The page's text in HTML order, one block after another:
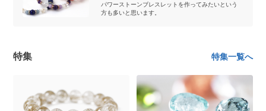
パワーストーンブレスレットを作ってみたいという
方も多いと思います。
特集 特集一覧へ